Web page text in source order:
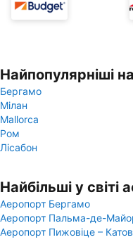
Найпопулярніші
Бергамо
Мілан
Mallorca
Ром
Лісабон
Найбільші у світі
Аеропорт Бергамо
Аеропорт Пальма-де-
Аеропорт Пижовіце –